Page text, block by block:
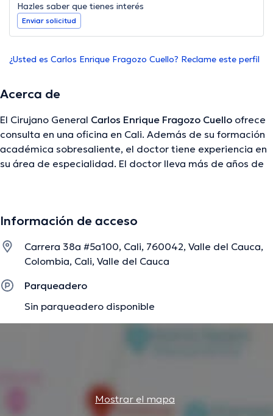
Hazles saber que tienes interés
Enviar solicitud
¿Usted es Carlos Enrique Fragozo Cuello? Reclame este perfil
Acerca de
El Cirujano General Carlos Enrique Fragozo Cuello ofrece
consulta en una oficina en Cali. Además de su formación
académica sobresaliente, el doctor tiene experiencia en
su área de especialidad. El doctor lleva más de años de
participado en innumerables conferencias con el objetivo
especialización y ha publicado numerosas publicaciones.
Por último, el médico puede hablar Español en su
consultorio.
Información de acceso
Carrera 38a #5a100, Cali, 760042, Valle del Cauca,
Colombia, Cali, Valle del Cauca
Parqueadero
Sin parqueadero disponible
Mostrar el mapa